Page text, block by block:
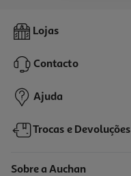
Lojas
Contacto
Ajuda
Trocas e Devoluções
Sobre a Auchan